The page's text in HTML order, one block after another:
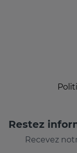
Restez
Recevez